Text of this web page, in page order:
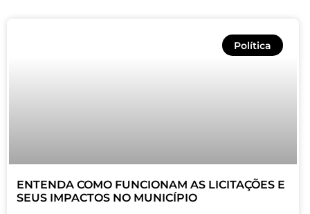
Política
ENTENDA COMO FUNCIONAM AS LICITAÇÕES E
SEUS IMPACTOS NO MUNICÍPIO